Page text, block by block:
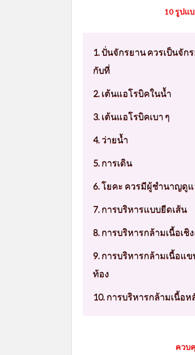
10 รูปแ
1. ปั่นจักรยาน ควรเป็นจัก
กับที่
2. เต้นแอโรบิคในน้ำ
3. เต้นแอโรบิคเบา ๆ
4. ว่ายน้ำ
5. การเดิน
6. โยคะ ควรมีผู้ชำนาญดูแ
7. การบริหารแบบยืดเส้น
8. การบริหารกล้ามเนื้อเชิ
9. การบริหารกล้ามเนื้อแ
ท้อง
10. การบริหารกล้ามเนื้อห
ควบ